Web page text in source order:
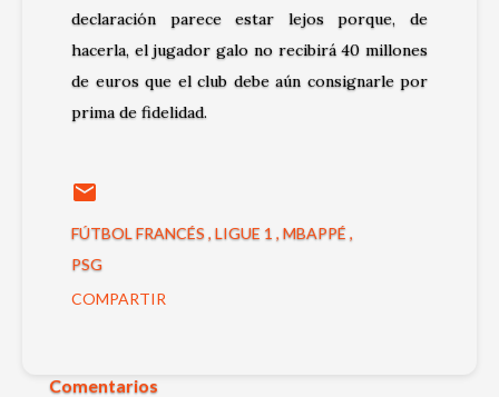
declaración parece estar lejos porque, de
hacerla, el jugador galo no recibirá 40 millones
de euros que el club debe aún consignarle por
prima de fidelidad.
FÚTBOL FRANCÉS LIGUE 1
MBAPPÉ
PSG
COMPARTIR
Comentarios